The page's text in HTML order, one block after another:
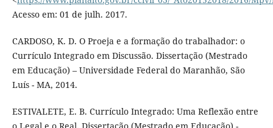
Acesso em: 01 de julh. 2017.
CARDOSO, K. D. O Proeja e a formação do trabalhador: o
Currículo Integrado em Discussão. Dissertação (Mestrado
em Educação) – Universidade Federal do Maranhão, São
Luís - MA, 2014.
ESTIVALETE, E. B. Currículo Integrado: Uma Reflexão entre